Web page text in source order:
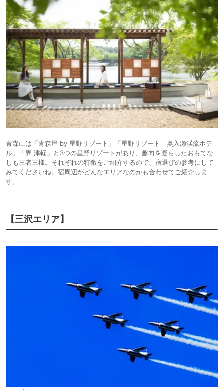
青森には「青森屋 by 星野リゾート」「星野リゾート 奥入瀬渓流ホテ
ル」「界 津軽」と3つの星野リゾートがあり、趣向を凝らしたおもてな
しも三者三様。それぞれの特徴をご紹介するので、宿選びの参考にして
みてくださいね。宿周辺がどんなエリアなのかも合わせてご紹介しま
す。
【三沢エリア】